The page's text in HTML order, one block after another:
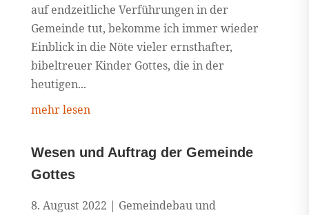
auf endzeitliche Verführungen in der
Gemeinde tut, bekomme ich immer wieder
Einblick in die Nöte vieler ernsthafter,
bibeltreuer Kinder Gottes, die in der
heutigen...
mehr lesen
Wesen und Auftrag der Gemeinde
Gottes
8. August 2022 | Gemeindebau und